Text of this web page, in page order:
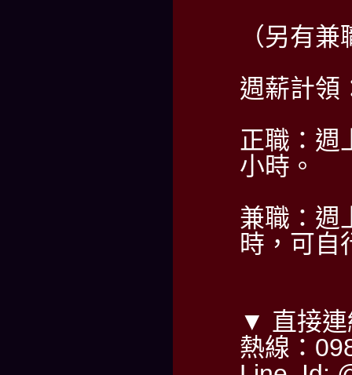
（另有
週薪計領
正職：週
小時。
兼職：週
時，可自
▼ 直接連
熱線：